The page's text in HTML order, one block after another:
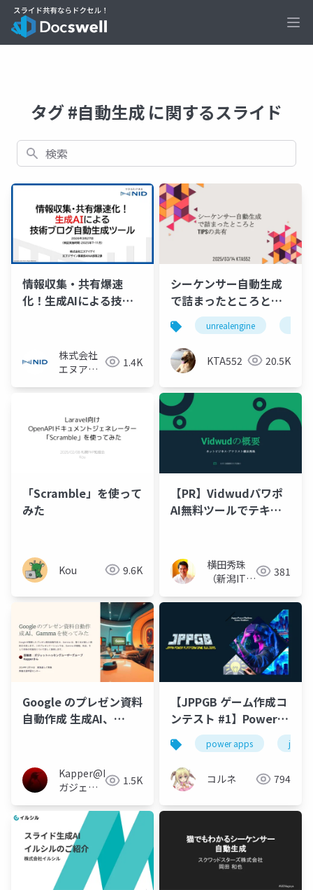
タグ #自動生成 に関するスライド
検索
情報収集・共有爆速
化！生成AIによる技術
株式会社
エヌアイ
1.4K
シーケンサー自動生成
で詰まったところと
TIPSの共有unrealengine
KTA552 20.5K
「Scramble」を使って
みた
Kou 9.6K
【PR】Vidwudパワポ
AI無料ツールでテキス
横田秀珠
（新潟ITコ
ト）
381
Google のプレゼン資料
自動作成 生成AI、
が短時間で作れるが有
料
Kapper@Linux
ガジェヲ
界小説家
＆電子工
作大好き
1.5K
【JPPGB ゲーム作成コ
ンテスト #1】Power
Labyrinthpower apps jppgb
コルネ 794